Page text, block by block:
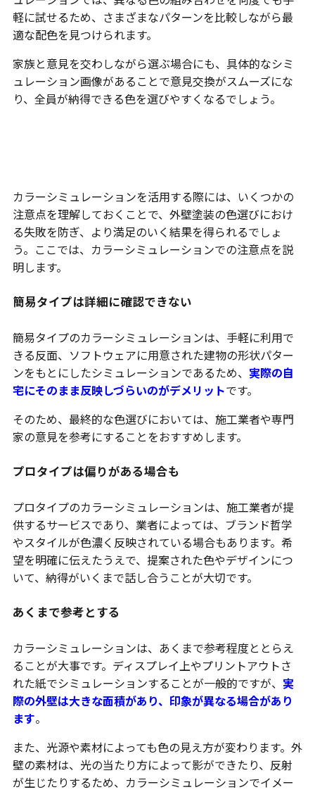
軽に試せるため、さまざまなパターンを比較しながら最
適な配色を見つけられます。
家族と意見を交わしながら選ぶ場合にも、具体的なシミ
ュレーション画像があることで意見交換がスムーズにな
り、全員が納得できる色を選びやすくなるでしょう。
カラーシミュレーションを活用する際には、いくつかの
注意点を理解しておくことで、外壁塗装の色選びにおけ
る失敗を防ぎ、より満足のいく結果を得られるでしょ
う。ここでは、カラーシミュレーションでの注意点を説
明します。
簡易タイプは詳細に確認できない
簡易タイプのカラーシミュレーションは、手軽に利用で
きる反面、ソフトウェアに用意された建物の形状パター
ンをもとにしたシミュレーションであるため、 実際の自
宅にそのまま反映しづらいのがデメリットです。
そのため、最終的な色選びにおいては、施工業者や専門
家の意見を参考にすることをおすすめします。
プロタイプは偏りがある場合も
プロタイプのカラーシミュレーションは、施工業者が提
供するサービスであり、業者によっては、ブランド哲学
やスタイルが色濃く反映されている場合もあります。希
望を明確に伝えたうえで、提案された色やデザインにつ
いて、納得がいくまで話し合うことが大切です。
あくまで参考とする
カラーシミュレーションは、あくまで参考程度ととらえ
ることが大事です。ディスプレイ上やプリントアウトさ
れた紙でシミュレーションすることが一般的ですが、 実
際の外壁は大きな面積があり、印象が異なる場合があり
ます。
また、光源や素材によっても色の見え方が変わります。外
壁の素材は、光の当たり方によって影ができたり、反射
が生じたりするため、カラーシミュレーションでイメー